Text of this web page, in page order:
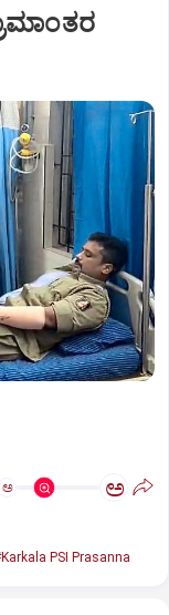
ಅ ಅ
PSI Prasanna